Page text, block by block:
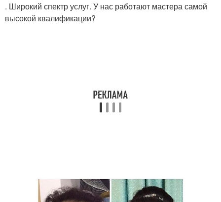
. Широкий спектр услуг. У нас работают мастера самой
высокой квалификации?